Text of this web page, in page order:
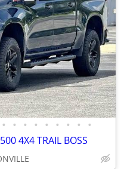
• • • • • • • • •
4X4 TRAIL BOSS